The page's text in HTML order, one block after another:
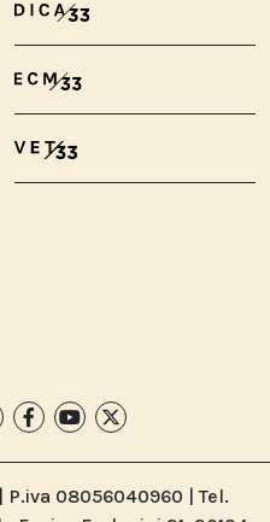
08056040960 | Tel.